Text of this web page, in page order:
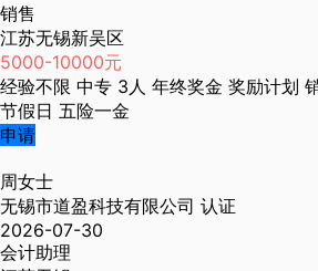
销售
江苏无锡新吴区
5000-10000元
经验不限 中专 3人 年终奖金 奖励计划
节假日 五险一金
申请
周女士
无锡市道盈科技有限公司 认证
2026-07-30
会计助理